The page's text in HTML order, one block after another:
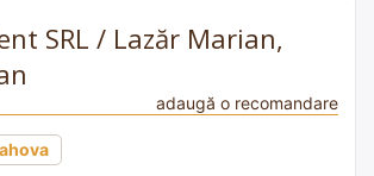
SRL / Lazăr Marian,
adaugă o recomandare